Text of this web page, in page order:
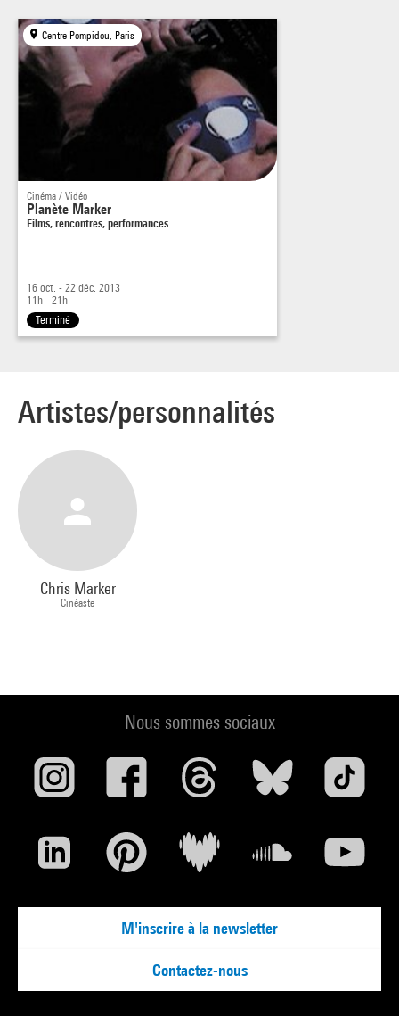
Centre Pompidou, Paris
Cinéma / Vidéo
Planète Marker
Films, rencontres, performances
16 oct. - 22 déc. 2013
11h - 21h
Terminé
Artistes/personnalités
Chris Marker
Cinéaste
Nous sommes sociaux
M'inscrire à la newsletter
Contactez-nous